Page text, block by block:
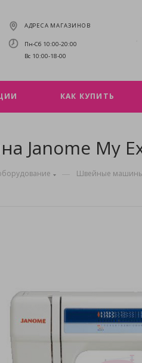
АДРЕСА МАГАЗИНОВ
Пн-Сб 10:00-20:00
Вс 10:00-18-00
КАК КУПИТЬ
Janome My
— Швейные